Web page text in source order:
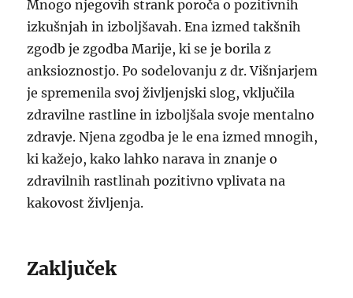
Mnogo njegovih strank poroča o pozitivnih
izkušnjah in izboljšavah. Ena izmed takšnih
zgodb je zgodba Marije, ki se je borila z
anksioznostjo. Po sodelovanju z dr. Višnjarjem
je spremenila svoj življenjski slog, vključila
zdravilne rastline in izboljšala svoje mentalno
zdravje. Njena zgodba je le ena izmed mnogih,
ki kažejo, kako lahko narava in znanje o
zdravilnih rastlinah pozitivno vplivata na
kakovost življenja.
Zaključek